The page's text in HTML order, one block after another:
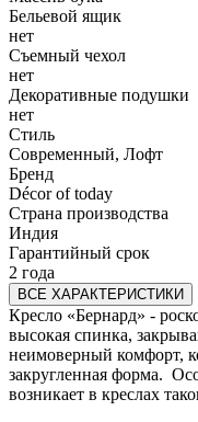
Бельевой ящик
нет
Съемный чехол
нет
Декоративные подушки
нет
Стиль
Современный, Лофт
Бренд
Décor of today
Страна производства
Индия
Гарантийный срок
2 года
ВСЕ ХАРАКТЕРИСТИКИ
Кресло «Бернард» -
высокая спинка,
неимоверный комфорт,
закругленная форма.
возникает в креслах